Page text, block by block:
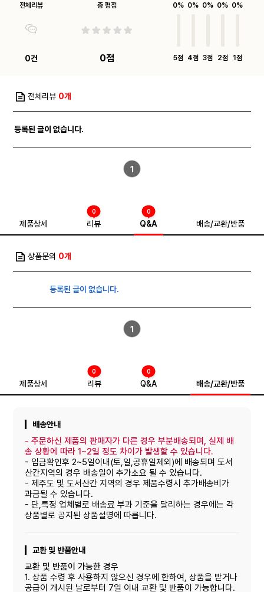
전체리뷰
0건
총 평점
0점
0%
5점
0%
4점
0%
3점
0%
2점
0%
1점
전체리뷰 0개
등록된 글이 없습니다.
1
제품상세 리뷰
0
Q&A
0
배송/교환/반품
상품문의 0개
등록된 글이 없습니다.
1
제품상세 리뷰
0
Q&A
0
배송/교환/반품
배송안내
-주문하신 제품의 판매자가 다른 경우 부분배송되며, 실제 배
송 상황에 따라 1~2일 정도 차이가 발생할 수 있습니다.
- 입금확인후 2~5일이내(토,일,공휴일제외)에 배송되며 도서
산간지역의 경우 배송일이 추가소요 될 수 있습니다.
- 제주도 및 도서산간 지역의 경우 제품수령시 추가배송비가
과금될 수 있습니다.
- 단,특정 업체별로 배송료 부과 기준을 달리하는 경우에는 각
상품별로 공지된 상품설명에 따릅니다.
교환 및 반품안내
교환 및 반품이 가능한 경우
1. 상품 수령 후 사용하지 않으신 경우에 한하여, 상품을 받거나
공급이 개시된 날로부터 7일 이내 교환 및 반품이 가능합니다.